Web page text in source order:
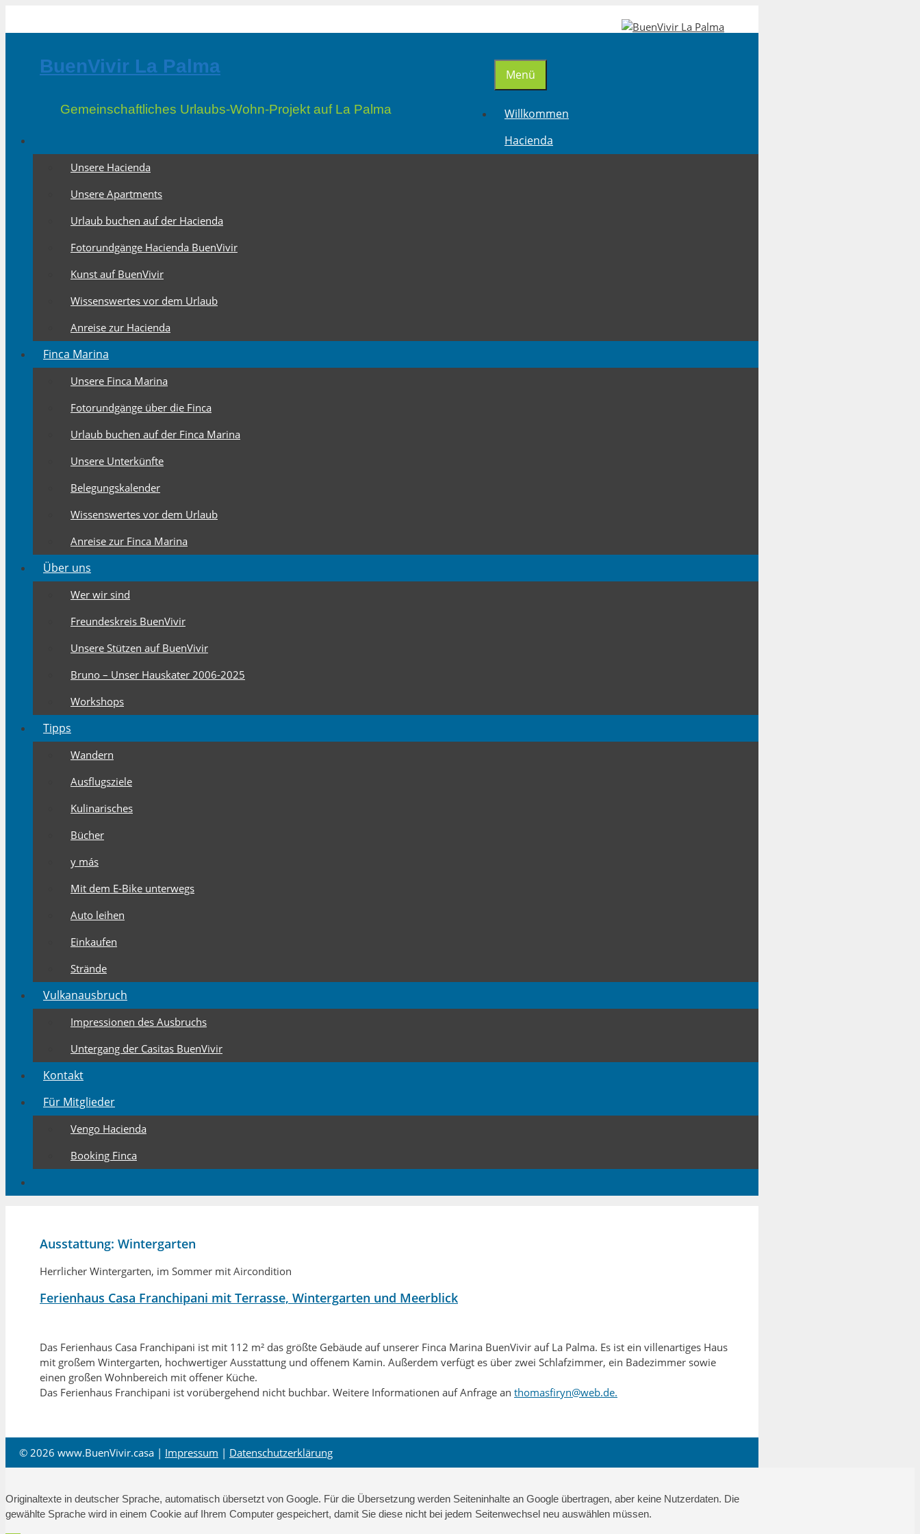
BuenVivir La Palma
Gemeinschaftliches Urlaubs-Wohn-Projekt auf La Palma
Menü
Willkommen
Hacienda
Unsere Hacienda
Unsere Apartments
Urlaub buchen auf der Hacienda
Fotorundgänge Hacienda BuenVivir
Kunst auf BuenVivir
Wissenswertes vor dem Urlaub
Anreise zur Hacienda
Finca Marina
Unsere Finca Marina
Fotorundgänge über die Finca
Urlaub buchen auf der Finca Marina
Unsere Unterkünfte
Belegungskalender
Wissenswertes vor dem Urlaub
Anreise zur Finca Marina
Über uns
Wer wir sind
Freundeskreis BuenVivir
Unsere Stützen auf BuenVivir
Bruno – Unser Hauskater 2006-2025
Workshops
Tipps
Wandern
Ausflugsziele
Kulinarisches
Bücher
y más
Mit dem E-Bike unterwegs
Auto leihen
Einkaufen
Strände
Vulkanausbruch
Impressionen des Ausbruchs
Untergang der Casitas BuenVivir
Kontakt
Für Mitglieder
Vengo Hacienda
Booking Finca
Ausstattung: Wintergarten
Herrlicher Wintergarten, im Sommer mit Aircondition
Ferienhaus Casa Franchipani mit Terrasse, Wintergarten und Meerblick
Das Ferienhaus Casa Franchipani ist mit 112 m² das größte Gebäude auf unserer Finca Marina BuenVivir auf La Palma. Es ist ein villenartiges Haus
mit großem Wintergarten, hochwertiger Ausstattung und offenem Kamin. Außerdem verfügt es über zwei Schlafzimmer, ein Badezimmer sowie
einen großen Wohnbereich mit offener Küche.
Das Ferienhaus Franchipani ist vorübergehend nicht buchbar. Weitere Informationen auf Anfrage an thomasfiryn@web.de.
© 2026 www.BuenVivir.casa | Impressum | Datenschutzerklärung
Originaltexte in deutscher Sprache, automatisch übersetzt von Google. Für die Übersetzung werden Seiteninhalte an Google übertragen, aber keine Nutzerdaten. Die
gewählte Sprache wird in einem Cookie auf Ihrem Computer gespeichert, damit Sie diese nicht bei jedem Seitenwechsel neu auswählen müssen.